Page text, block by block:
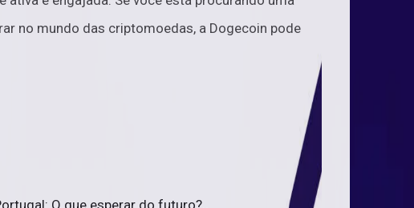
no mundo das criptomoedas, a Dogecoin pode
O que esperar do futuro?..